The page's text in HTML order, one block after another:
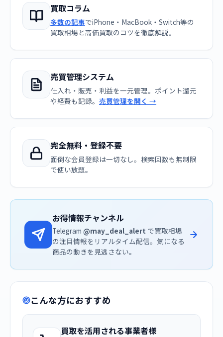
買取コラム
多数の記事でiPhone・MacBook・Switch等の
買取相場と高価買取のコツを徹底解説。
売買管理システム
仕入れ・販売・利益を一元管理。ポイント還元
や経費も記録。 売買管理を開く →
完全無料・登録不要
面倒な会員登録は一切なし。検索回数も無制限
で使い放題。
お得情報チャンネル
Telegram @may_deal_alert で買取相場
の注目情報をリアルタイム配信。気になる
商品の動きを見逃さない。
こんな方におすすめ
買取を活用される事業者様